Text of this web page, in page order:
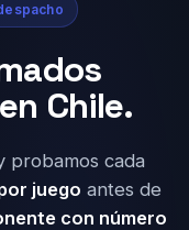
en Chile.
probamos cada
juego antes de
con número